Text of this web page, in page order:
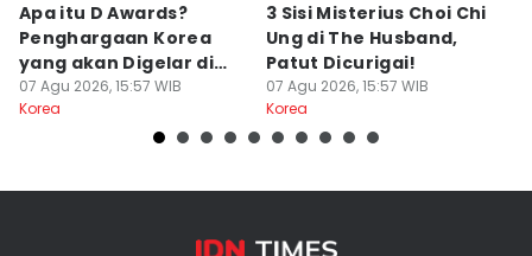
Apa itu D Awards?
Penghargaan Korea
yang akan Digelar di
Paris 2027
07 Agu 2026, 15:57 WIB
Korea
3 Sisi Misterius Choi Chi
Ung di The Husband,
Patut Dicurigai!
07 Agu 2026, 15:57 WIB
Korea